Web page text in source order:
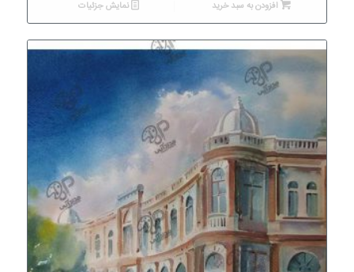
افزودن به سبد خرید نمایش جزئیات